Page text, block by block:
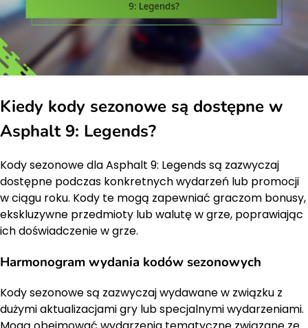
Kiedy kody sezonowe są dostępne w
Asphalt 9: Legends?
Kody sezonowe dla Asphalt 9: Legends są zazwyczaj
dostępne podczas konkretnych wydarzeń lub promocji
w ciągu roku. Kody te mogą zapewniać graczom bonusy,
ekskluzywne przedmioty lub walutę w grze, poprawiając
ich doświadczenie w grze.
Harmonogram wydania kodów sezonowych
Kody sezonowe są zazwyczaj wydawane w związku z
dużymi aktualizacjami gry lub specjalnymi wydarzeniami.